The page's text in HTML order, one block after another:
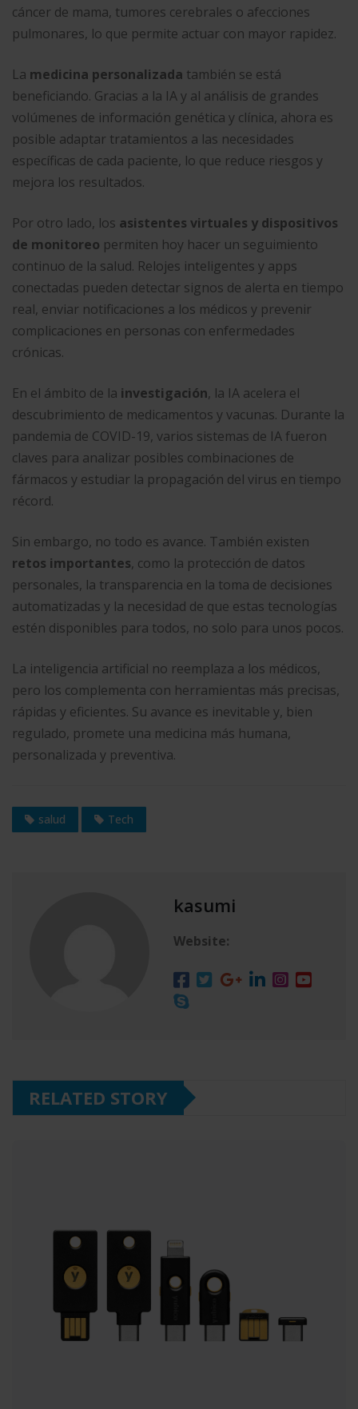
cáncer de mama, tumores cerebrales o afecciones
pulmonares, lo que permite actuar con mayor rapidez.
La medicina personalizada también se está
beneficiando. Gracias a la IA y al análisis de grandes
volúmenes de información genética y clínica, ahora es
posible adaptar tratamientos a las necesidades
específicas de cada paciente, lo que reduce riesgos y
mejora los resultados.
Por otro lado, los asistentes virtuales y dispositivos
de monitoreo permiten hoy hacer un seguimiento
continuo de la salud. Relojes inteligentes y apps
conectadas pueden detectar signos de alerta en tiempo
real, enviar notificaciones a los médicos y prevenir
complicaciones en personas con enfermedades
crónicas.
En el ámbito de la investigación, la IA acelera el
descubrimiento de medicamentos y vacunas. Durante la
pandemia de COVID-19, varios sistemas de IA fueron
claves para analizar posibles combinaciones de
fármacos y estudiar la propagación del virus en tiempo
récord.
Sin embargo, no todo es avance. También existen
retos importantes, como la protección de datos
personales, la transparencia en la toma de decisiones
automatizadas y la necesidad de que estas tecnologías
estén disponibles para todos, no solo para unos pocos.
La inteligencia artificial no reemplaza a los médicos,
pero los complementa con herramientas más precisas,
rápidas y eficientes. Su avance es inevitable y, bien
regulado, promete una medicina más humana,
personalizada y preventiva.
salud Tech
kasumi
Website:
RELATED STORY